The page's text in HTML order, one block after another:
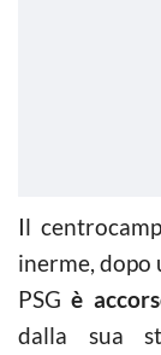
Il
inerme, dopo
PSGè
dalla sua